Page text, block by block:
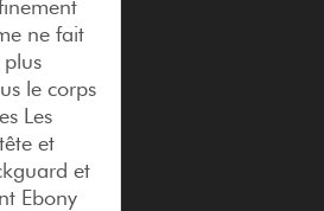
ne fait
le corps
Les
et
et
Ebony